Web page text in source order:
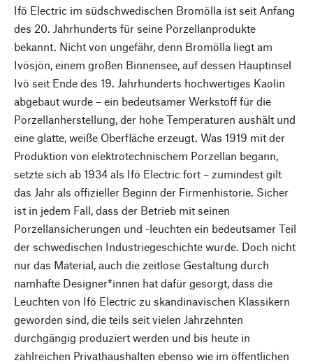
Ifö Electric im südschwedischen Bromölla ist seit Anfang
des 20. Jahrhunderts für seine Porzellanprodukte
bekannt. Nicht von ungefähr, denn Bromölla liegt am
Ivösjön, einem großen Binnensee, auf dessen Hauptinsel
Ivö seit Ende des 19. Jahrhunderts hochwertiges Kaolin
abgebaut wurde – ein bedeutsamer Werkstoff für die
Porzellanherstellung, der hohe Temperaturen aushält und
eine glatte, weiße Oberfläche erzeugt. Was 1919 mit der
Produktion von elektrotechnischem Porzellan begann,
setzte sich ab 1934 als Ifö Electric fort – zumindest gilt
das Jahr als offizieller Beginn der Firmenhistorie. Sicher
ist in jedem Fall, dass der Betrieb mit seinen
Porzellansicherungen und -leuchten ein bedeutsamer Teil
der schwedischen Industriegeschichte wurde. Doch nicht
nur das Material, auch die zeitlose Gestaltung durch
namhafte Designer*innen hat dafür gesorgt, dass die
Leuchten von Ifö Electric zu skandinavischen Klassikern
geworden sind, die teils seit vielen Jahrzehnten
durchgängig produziert werden und bis heute in
zahlreichen Privathaushalten ebenso wie im öffentlichen